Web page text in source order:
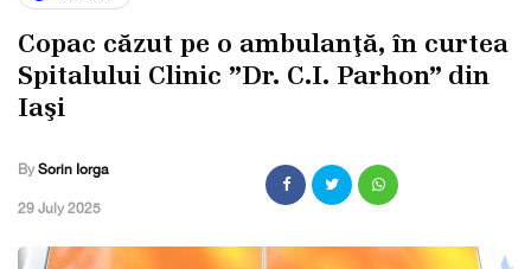
Copac căzut pe o ambulanţă, în curtea
Spitalului Clinic ”Dr. C.I. Parhon” din
Iaşi
By Sorin Iorga
,29 July 2025